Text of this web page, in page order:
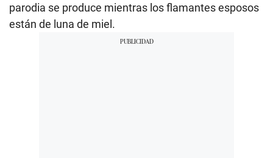
parodia se produce mientras los flamantes esposos
están de luna de miel.